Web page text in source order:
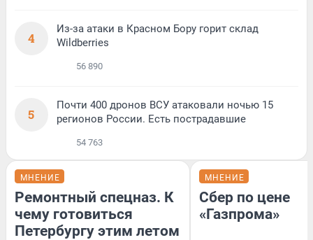
4
Из-за атаки в Красном Бору горит склад
Wildberries
56 890
5
Почти 400 дронов ВСУ атаковали ночью 15
регионов России. Есть пострадавшие
54 763
МНЕНИЕ
Ремонтный спецназ. К
чему готовиться
Петербургу этим летом
МНЕНИЕ
Сбер по цене
«Газпрома»